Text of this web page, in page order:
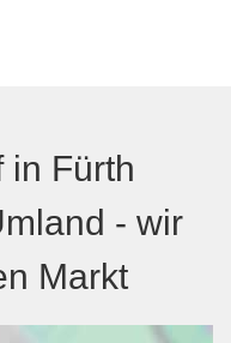
in Fürth
- wir
Markt